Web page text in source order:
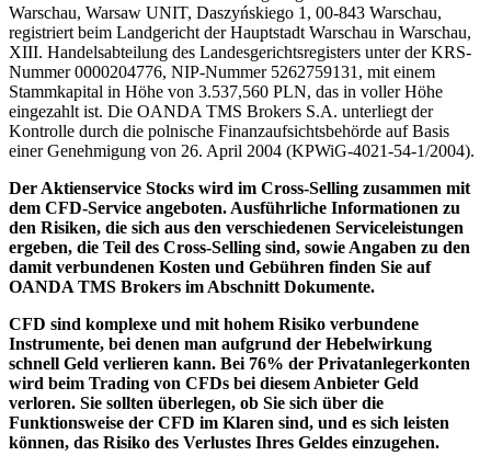
Warschau, Warsaw UNIT, Daszyńskiego 1, 00-843 Warschau,
registriert beim Landgericht der Hauptstadt Warschau in Warschau,
XIII. Handelsabteilung des Landesgerichtsregisters unter der KRS-
Nummer 0000204776, NIP-Nummer 5262759131, mit einem
Stammkapital in Höhe von 3.537,560 PLN, das in voller Höhe
eingezahlt ist. Die OANDA TMS Brokers S.A. unterliegt der
Kontrolle durch die polnische Finanzaufsichtsbehörde auf Basis
einer Genehmigung von 26. April 2004 (KPWiG-4021-54-1/2004).
Der Aktienservice Stocks wird im Cross-Selling zusammen mit
dem CFD-Service angeboten. Ausführliche Informationen zu
den Risiken, die sich aus den verschiedenen Serviceleistungen
ergeben, die Teil des Cross-Selling sind, sowie Angaben zu den
damit verbundenen Kosten und Gebühren finden Sie auf
OANDA TMS Brokers im Abschnitt Dokumente.
CFD sind komplexe und mit hohem Risiko verbundene
Instrumente, bei denen man aufgrund der Hebelwirkung
schnell Geld verlieren kann. Bei 76% der Privatanlegerkonten
wird beim Trading von CFDs bei diesem Anbieter Geld
verloren. Sie sollten überlegen, ob Sie sich über die
Funktionsweise der CFD im Klaren sind, und es sich leisten
können, das Risiko des Verlustes Ihres Geldes einzugehen.